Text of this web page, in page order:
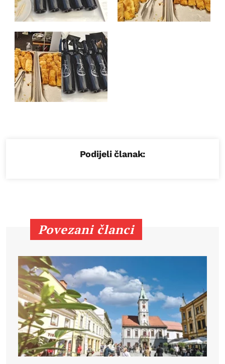
Podijeli članak:
Povezani članci